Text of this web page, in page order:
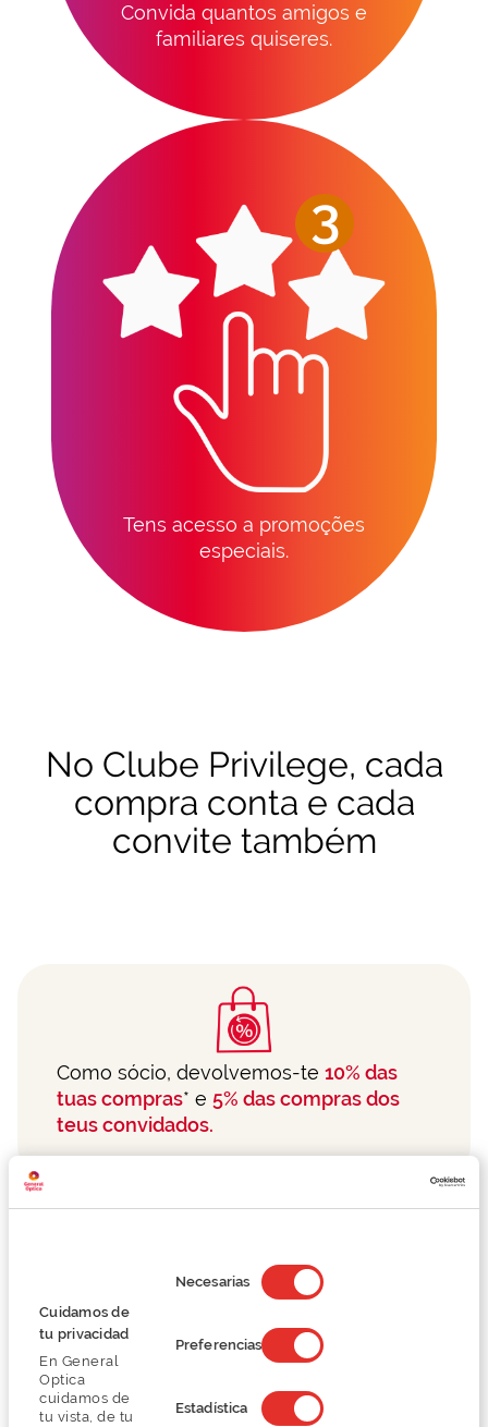
Cuidamos de
tu privacidad
En General
Optica
cuidamos de
tu vista, de tu
de
consentimiento
Necesarias
Preferencias
Estadística
Convida quantos amigos e
familiares quiseres.
3
Tens acesso a promoções
especiais.
No Clube Privilege, cada
compra conta e cada
convite também
Como sócio, devolvemos-te 10% das
tuas compras* e 5% das compras dos
teus convidados.
Se convidares
amigos,
obténs descontos: